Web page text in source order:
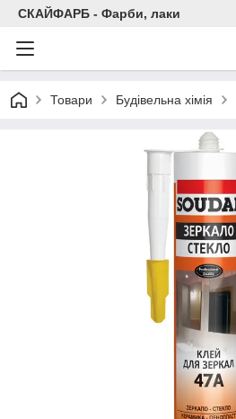
СКАЙФАРБ - Фарби, лаки
Товари Будівельна хімія